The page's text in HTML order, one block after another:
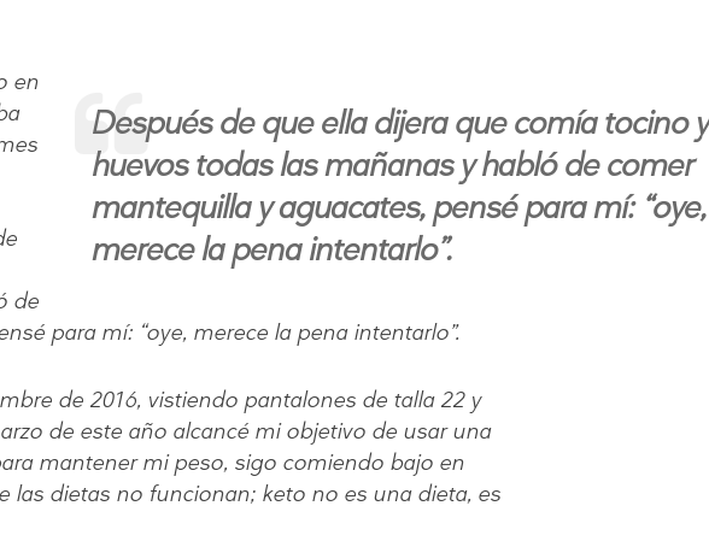
Después de que ella dijera que comía tocino y
huevos todas las mañanas y habló de comer
mantequilla y aguacates, pensé para mí: “oye,
merece la pena intentarlo”.
en
de
para mí: “oye, merece la pena intentarlo”.
de 2016, vistiendo pantalones de talla 22 y
de este año alcancé mi objetivo de usar una
mantener mi peso, sigo comiendo bajo en
las dietas no funcionan; keto no es una dieta, es